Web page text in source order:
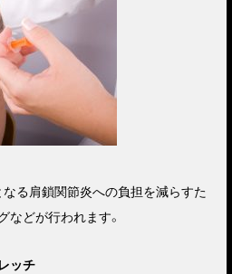
なる肩鎖関節炎への負担を減らすた
どが行われます。
ッチ